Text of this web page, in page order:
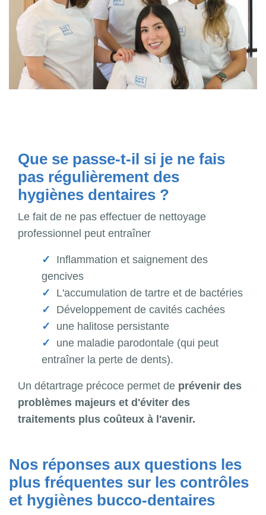
Que se passe-t-il si je ne fais
pas régulièrement des
hygiènes dentaires ?
Le fait de ne pas effectuer de nettoyage
professionnel peut entraîner
Inflammation et saignement des
gencives
L'accumulation de tartre et de bactéries
Développement de cavités cachées
une halitose persistante
une maladie parodontale (qui peut
entraîner la perte de dents).
Un détartrage précoce permet de prévenir des
problèmes majeurs et d'éviter des
traitements plus coûteux à l'avenir.
Nos réponses aux questions les
plus fréquentes sur les contrôles
et hygiènes bucco-dentaires